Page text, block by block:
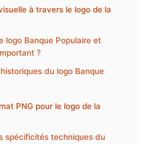
à travers le logo de la
logo Banque Populaire et
?
du logo Banque
PNG pour le logo de la
spécificités techniques du